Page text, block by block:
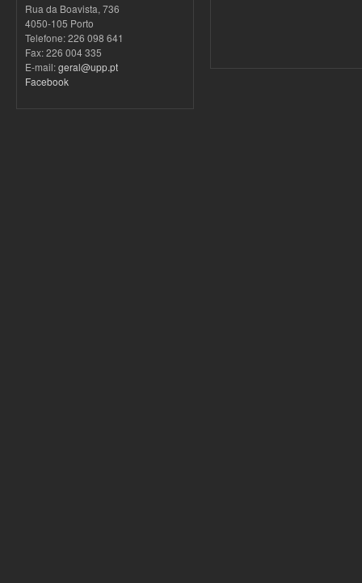
Rua da Boavista, 736
4050-105 Porto
Telefone: 226 098 641
Fax: 226 004 335
E-mail:geral@upp.pt
Facebook